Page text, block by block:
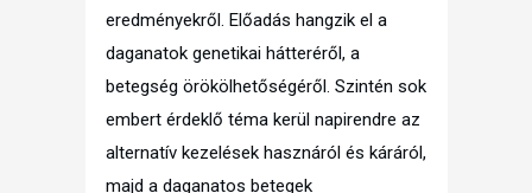
eredményekről. Előadás hangzik el a
daganatok genetikai hátteréről, a
betegség örökölhetőségéről. Szintén sok
embert érdeklő téma kerül napirendre az
alternatív kezelések hasznáról és káráról,
majd a daganatos betegek